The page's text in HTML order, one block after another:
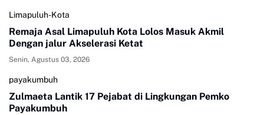
Limapuluh-Kota
Remaja Asal Limapuluh Kota Lolos Masuk Akmil
Dengan jalur Akselerasi Ketat
Senin, Agustus 03, 2026
payakumbuh
Zulmaeta Lantik 17 Pejabat di Lingkungan Pemko
Payakumbuh